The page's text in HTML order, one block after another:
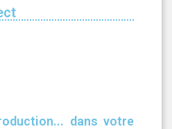
dans votre